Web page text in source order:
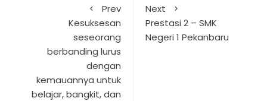
Prev
Kesuksesan
seseorang
berbanding lurus
dengan
kemauannya untuk
belajar, bangkit, dan
Next
Prestasi 2 – SMK
Negeri 1 Pekanbaru